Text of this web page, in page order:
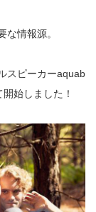
情報源。
スピーカーaquab
始しました！